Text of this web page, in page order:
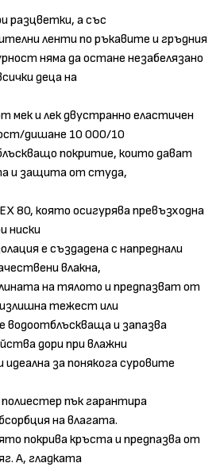
разцветки, a със
ленти по ръкавите и гръдния
няма да остане незабелязано
деца на
мек и лек двустранно еластичен
дишане 10 000/10
покритие, които дават
и защита от студа,
80, която осигурява превъзходна
ниски
е създадена с напреднали
влакна,
на тялото и предпазват от
тежест или
водоотблъскваща и запазва
дори при влажни
идеална за понякога суровите
пък гарантира
на влагата.
покрива кръста и предпазва от
А, гладката